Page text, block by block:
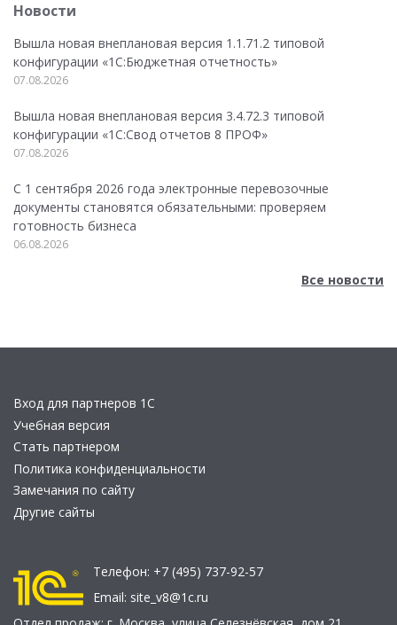
Новости
Вышла новая внеплановая версия 1.1.71.2 типовой
конфигурации «1C:Бюджетная отчетность»
07.08.2026
Вышла новая внеплановая версия 3.4.72.3 типовой
конфигурации «1C:Свод отчетов 8 ПРОФ»
07.08.2026
С 1 сентября 2026 года электронные перевозочные
документы становятся обязательными: проверяем
готовность бизнеса
06.08.2026
Все новости
Вход для партнеров 1С
Учебная версия
Стать партнером
Политика конфиденциальности
Замечания по сайту
Другие сайты
Телефон: +7 (495) 737-92-57
Email: site_v8@1c.ru